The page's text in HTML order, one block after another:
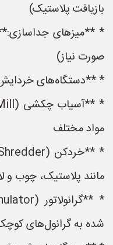
بازیافت پلاستیک)
* **میزهای
صورت نیاز)
* **دستگاه‌های
مواد مختلف
مانند پلاستیک، چوب و
شده به گرانول‌های